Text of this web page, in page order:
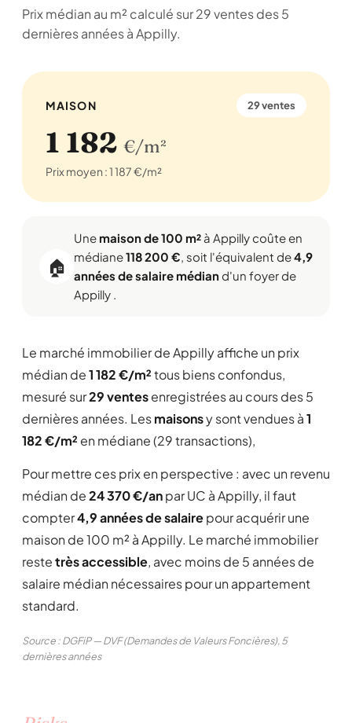
Prix médian au m² calculé sur 29 ventes des 5
dernières années à Appilly.
MAISON 29 ventes
1 182 €/m²
Prix moyen : 1 187 €/m²
🏠
Une maison de 100 m² à Appilly coûte en
médiane118 200 €, soit l'équivalent de4,9
années de salaire médiand'un foyer de
Appilly .
Le marché immobilier de Appilly affiche un prix
médian de1 182 €/m²tous biens confondus,
mesuré sur29 ventesenregistrées au cours des 5
dernières années. Lesmaisonsy sont vendues à1
182 €/m² en médiane (29 transactions),
Pour mettre ces prix en perspective : avec un revenu
médian de24 370 €/anpar UC à Appilly, il faut
compter4,9 années de salairepour acquérir une
maison de 100 m² à Appilly. Le marché immobilier
restetrès accessible, avec moins de 5 années de
salaire médian nécessaires pour un appartement
standard.
Source : DGFiP — DVF (Demandes de Valeurs Foncières), 5
dernières années